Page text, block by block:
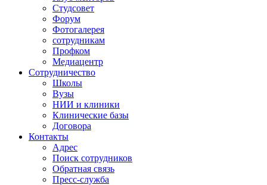
Студсовет
Форум
Фотогалерея
сотрудникам
Профком
Медиацентр
Сотрудничество
Школы
Вузы
НИИ и клиники
Клинические базы
Договора
Контакты
Адрес
Поиск сотрудников
Обратная связь
Пресс-служба